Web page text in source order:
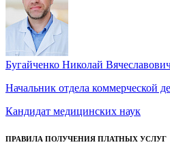
Бугайченко Николай
Начальник отдела коммерческой
Кандидат медицинских наук
ПРАВИЛА ПОЛУЧЕНИЯ ПЛАТНЫХ УСЛУГ